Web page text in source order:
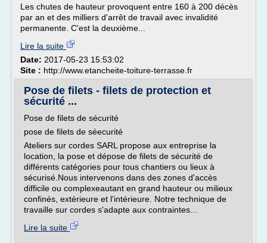
Les chutes de hauteur provoquent entre 160 à 200 décès
par an et des milliers d'arrêt de travail avec invalidité
permanente. C'est la deuxième...
Lire la suite
Date: 2017-05-23 15:53:02
Site : http://www.etancheite-toiture-terrasse.fr
Pose de filets - filets de protection et
sécurité ...
Pose de filets de sécurité
pose de filets de séecurité
Ateliers sur cordes SARL propose aux entreprise la
location, la pose et dépose de filets de sécurité de
différents catégories pour tous chantiers ou lieux à
sécurisé.Nous intervenons dans des zones d'accès
difficile ou complexeautant en grand hauteur ou milieux
confinés, extérieure et l'intérieure. Notre technique de
travaille sur cordes s'adapte aux contraintes...
Lire la suite